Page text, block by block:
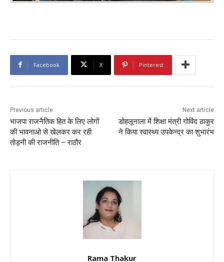
Facebook X Pinterest
Previous article
भाजपा राजनैतिक हित के लिए लोगों
की भावनाओ से खेलकर कर रही
तोड़नी की राजनीति – राठौर
Next article
डोहलूनाला में शिक्षा मंत्री गोविंद ठाकुर
ने किया स्वास्थ्य उपकेन्द्र का शुभारंभ
Rama Thakur